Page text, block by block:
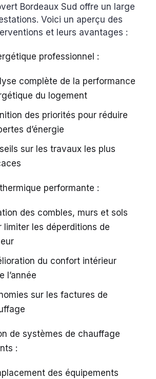
Bordeaux Sud offre un large
Voici un aperçu des
et leurs avantages :
professionnel :
complète de la performance
du logement
des priorités pour réduire
d’énergie
sur les travaux les plus
performante :
des combles, murs et sols
limiter les déperditions de
du confort intérieur
l’année
sur les factures de
de systèmes de chauffage
:
des équipements